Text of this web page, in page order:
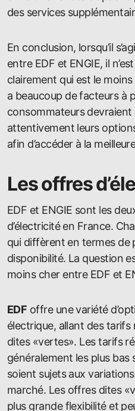
des services
En conclusion, lorsqu’il
entre EDF et ENGIE, il
clairement qui est le
a beaucoup de facteurs à
consommateurs
attentivement leurs
afin d’accéder à la
Les offres
EDF et ENGIE sont les
d’électricité en France.
qui diffèrent en termes de
disponibilité. La question
moins cher entre EDF et
EDF offre une variété
électrique, allant des
dites «vertes». Les tarifs
généralement les plus bas
soient sujets aux
marché. Les offres dites
plus grande flexibilité et